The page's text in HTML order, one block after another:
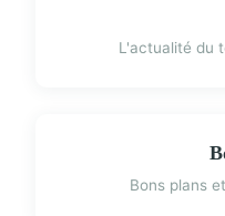
L'actualité du
Bons plans